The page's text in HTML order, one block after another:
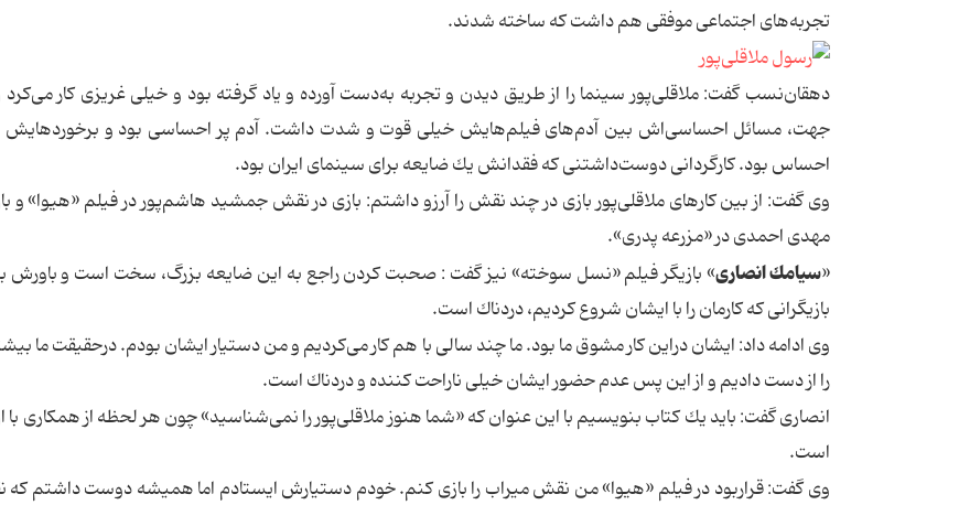
تجربه‌های اجتماعی موفقی هم داشت كه ساخته شدند.
دهقان‌نسب گفت: ملاقلی‌پور سینما را از طریق دیدن و تجربه به‌دست آورده و یاد گرفته بود و خیلی غریزی كار
جهت، مسائل احساسی‌اش بین آدم‌های فیلم‌هایش خیلی قوت و شدت داشت. آدم پر احساسی بود و برخوردهایش
احساس بود. كارگردانی دوست‌داشتنی كه فقدانش یك ضایعه برای سینمای ایران بود.
وی گفت: از بین كارهای ملاقلی‌پور بازی در چند نقش‌ را ‌آرزو داشتم: بازی در نقش جمشید هاشم‌پور در فیلم «هیوا» و
مهدی احمدی در «مزرعه پدری».
«سیامك انصاری» بازیگر فیلم «نسل سوخته» نیز گفت : صحبت كردن راجع به این ضایعه بزرگ، سخت است و باورش
بازیگرانی كه كارمان را با ایشان شروع كردیم، دردناك است.
وی ادامه داد: ایشان دراین كار مشوق ما بود. ما چند سالی با هم كار می‌كردیم و من دستیار ایشان بودم. درحقیقت ما
را از دست دادیم و از این پس عدم حضور ایشان خیلی ناراحت كننده و دردناك است.
انصاری گفت: باید یك كتاب بنویسیم با این عنوان كه «شما هنوز ملاقلی‌پور را نمی‌شناسید» چون هر لحظه از همكاری با
است.
وی گفت: قراربود در فیلم «هیوا» من نقش میراب را بازی كنم. خودم دستیارش ایستادم اما همیشه دوست داشتم